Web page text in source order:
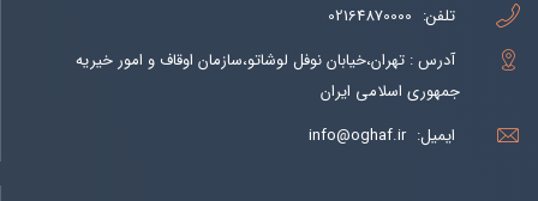
تلفن: 02164870000
آدرس : تهران،خیابان نوفل لوشاتو،سازمان اوقاف و امور خیریه
جمهوری اسلامی ایران
ایمیل: info@oghaf.ir